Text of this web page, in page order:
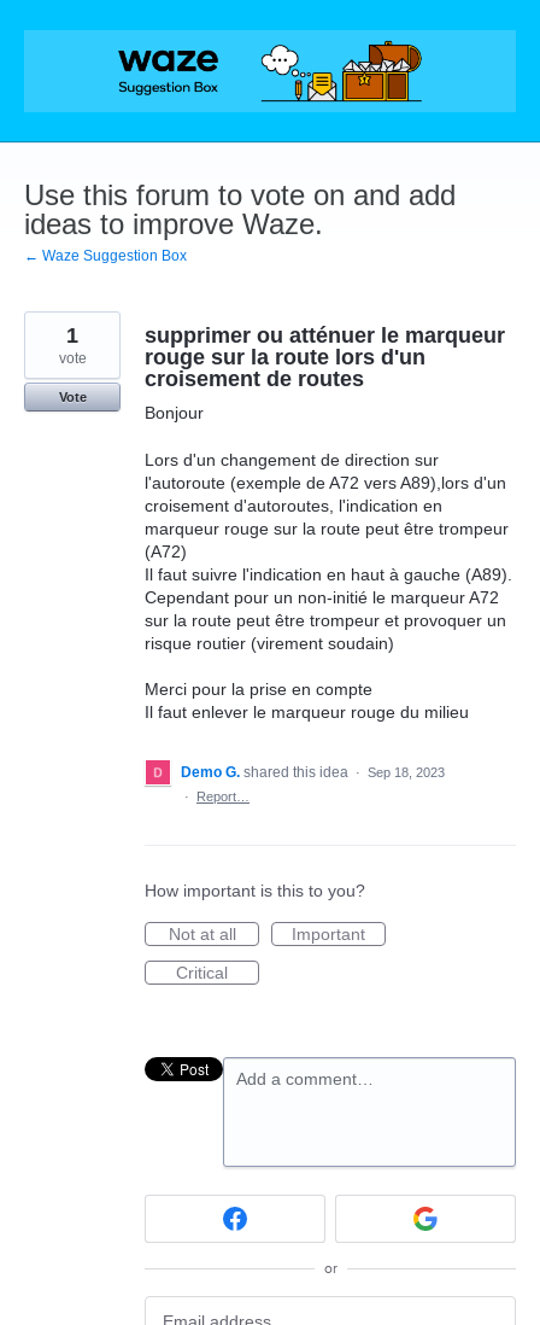
Skip
Use this forum to vote on and add
ideas to improve Waze.
← Waze Suggestion Box
supprimer ou atténuer le marqueur
rouge sur la route lors d'un
croisement de routes
Bonjour
Lors d'un changement de direction sur
l'autoroute (exemple de A72 vers A89),lors d'un
croisement d'autoroutes, l'indication en
marqueur rouge sur la route peut être trompeur
(A72)
Il faut suivre l'indication en haut à gauche (A89).
Cependant pour un non-initié le marqueur A72
sur la route peut être trompeur et provoquer un
risque routier (virement soudain)
Merci pour la prise en compte
Il faut enlever le marqueur rouge du milieu
1
vote
Vote
Demo G. shared this idea · Sep 18, 2023
·
Report…
How important is this to you?
Not at all
Important
Critical
Add a comment…
or